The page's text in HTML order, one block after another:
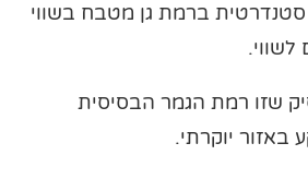
ברמת גן מטבח בשווי
שזו רמת הגמר הבסיסית
באזור יוקרתי.